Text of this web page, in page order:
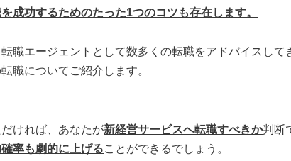
成功するためのたった1つのコツも存在します。
職エージェントとして数多くの転職をアドバイスし
職についてご紹介します。
ければ、あなたが新経営サービスへ転職すべきか判断
率も劇的に上げることができるでしょう。